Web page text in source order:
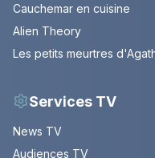
Cauchemar en cuisine
Alien Theory
Les petits meurtres
Services TV
News TV
Audiences TV